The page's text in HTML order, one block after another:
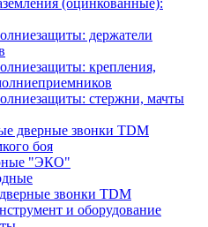
(оцинкованные):
держатели
крепления,
стержни, мачты
дверные звонки TDM
боя
"ЭКО"
звонки TDM
и оборудование